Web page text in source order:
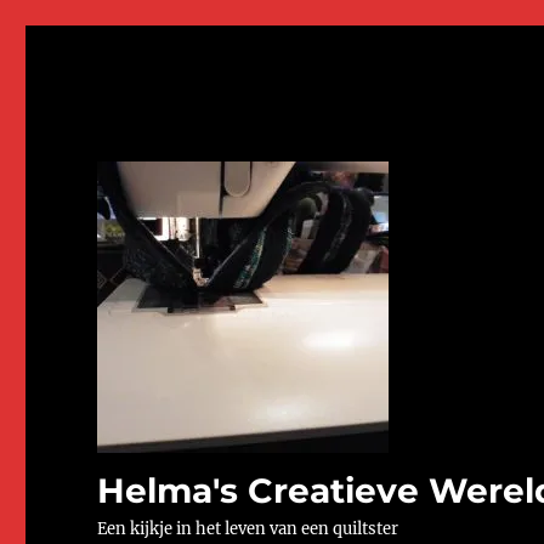
Helma's Creatieve
Een kijkje in het leven van een quiltster